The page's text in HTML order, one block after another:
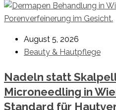
August 5, 2026
Beauty & Hautpflege
Nadeln statt
Microneedling in
Standard für